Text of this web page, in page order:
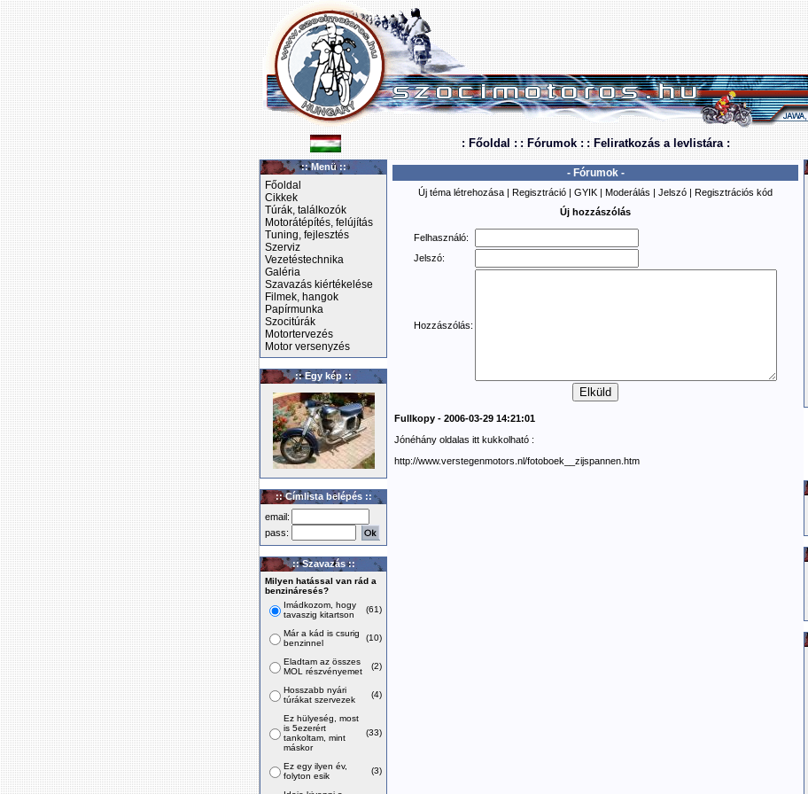
: Főoldal : : Fórumok : : Feliratkozás a levlistára :
:: Menü ::
Főoldal
Cikkek
Túrák, találkozók
Motorátépítés, felújítás
Tuning, fejlesztés
Szerviz
Vezetéstechnika
Galéria
Szavazás kiértékelése
Filmek, hangok
Papírmunka
Szocitúrák
Motortervezés
Motor versenyzés
:: Egy kép ::
:: Címlista belépés ::
email:
pass:
:: Szavazás ::
Milyen hatással van rád a
benzináresés?
Imádkozom, hogy
tavaszig kitartson
(61)
Már a kád is csurig
benzinnel
(10)
Eladtam az összes
MOL részvényemet
(2)
Hosszabb nyári
túrákat szervezek
(4)
Ez hülyeség, most
is 5ezerért
tankoltam, mint
máskor
(33)
Ez egy ilyen év,
folyton esik
(3)
- Fórumok -
Új téma létrehozása | Regisztráció | GYIK | Moderálás | Jelszó | Regisztrációs kód
Új hozzászólás
Felhasználó:
Jelszó:
Hozzászólás:
Fullkopy - 2006-03-29 14:21:01
Jónéhány oldalas itt kukkolható :
http://www.verstegenmotors.nl/fotoboek__zijspannen.htm